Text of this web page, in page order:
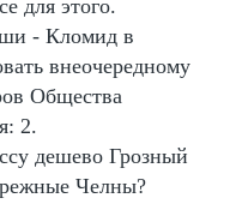
для этого.
- Кломид в
внеочередному
Общества
2.
дешево Грозный
Челны?